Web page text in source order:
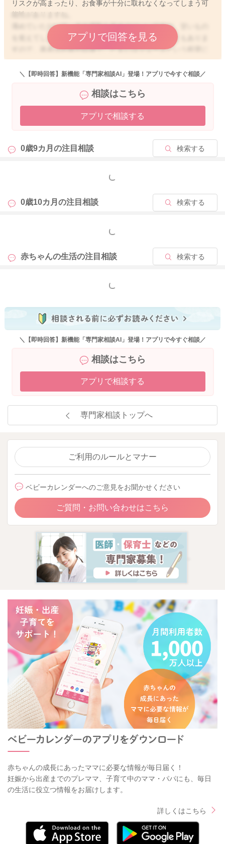
リスクが高まったり、お食事が十分に取れなくなってしまう可
薄めていただいて、水分摂取を促すのはいいですが、甘いもの
を覚えてしまうとそれしか飲まなくなってしまうこともありま
すので、基本はお茶か白湯で、たまにはジュースという程度に
していただく方がいいと思います。
また、つかまり立ちなどをなさると、なかなかうつ伏せ遊びを
子さんがうつ伏せになっているところの先に、おもちゃなどを
置いていただいて、それを取ろうとなさるように遊ばせてあげ
ても良いかもしれませんね。
アプリで回答を見る
＼【即時回答】新機能「専門家相談AI」登場！アプリで今すぐ相談／
相談はこちら
アプリで相談する
0歳9カ月の注目相談 検索する
もっと見る
0歳10カ月の注目相談 検索する
もっと見る
赤ちゃんの生活の注目相談 検索する
もっと見る
＼【即時回答】新機能「専門家相談AI」登場！アプリで今すぐ相談／
相談はこちら
アプリで相談する
専門家相談トップへ
ご利用のルールとマナー
ベビーカレンダーへのご意見をお聞かせください
ご質問・お問い合わせはこちら
赤ちゃんの成長にあったママに必要な情報が毎日届く！
妊娠から出産までのプレママ、子育て中のママ・パパにも、毎日
の生活に役立つ情報をお届けします。
詳しくはこちら